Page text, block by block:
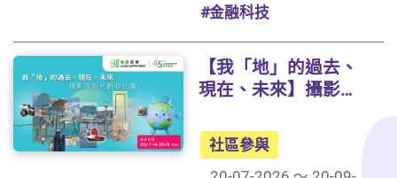
#金融科技
【我「地」的過去、
現在、未來】攝影及
社區參與